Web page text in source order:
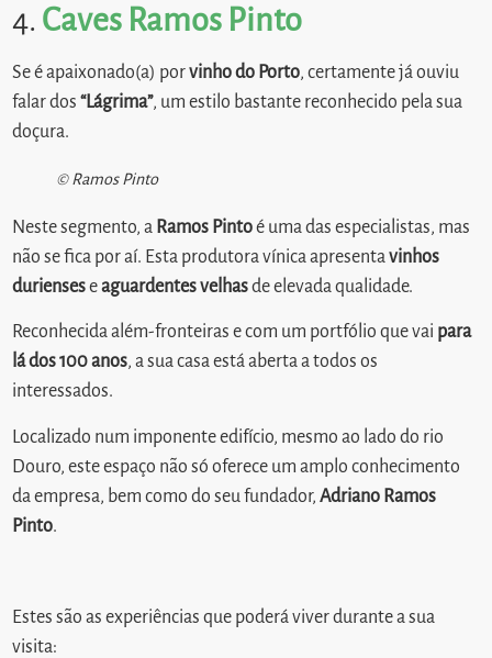
4. Caves Ramos Pinto
Se é apaixonado(a) porvinho do Porto, certamente já ouviu
falar dos“Lágrima”, um estilo bastante reconhecido pela sua
doçura.
© Ramos Pinto
Neste segmento, a Ramos Pintoé uma das especialistas, mas
não se fica por aí. Esta produtora vínica apresentavinhos
durienseseaguardentes velhasde elevada qualidade.
Reconhecida além-fronteiras e com um portfólio que vai para
lá dos 100 anos, a sua casa está aberta a todos os
interessados.
Localizado num imponente edifício, mesmo ao lado do rio
Douro, este espaço não só oferece um amplo conhecimento
da empresa, bem como do seu fundador,Adriano Ramos
Pinto.
Estes são as experiências que poderá viver durante a sua
visita: